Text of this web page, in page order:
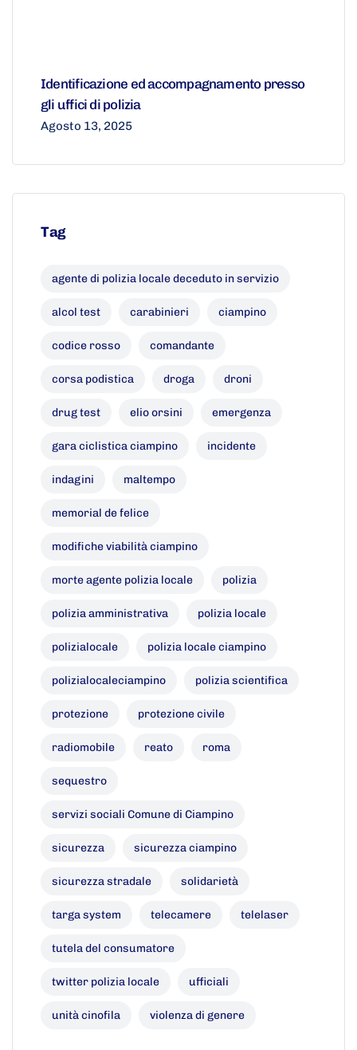
Identificazione ed accompagnamento presso
gli uffici di polizia
Agosto 13, 2025
Tag
agente di polizia locale deceduto in servizio
alcol test carabinieri ciampino
codice rosso comandante
corsa podistica droga droni
drug test elio orsini emergenza
gara ciclistica ciampino incidente
indagini maltempo
memorial de felice
modifiche viabilità ciampino
morte agente polizia locale polizia
polizia amministrativa polizia locale
polizialocale polizia locale ciampino
polizialocaleciampino polizia scientifica
protezione protezione civile
radiomobile reato roma
sequestro
servizi sociali Comune di Ciampino
sicurezza sicurezza ciampino
sicurezza stradale solidarietà
targa system telecamere telelaser
tutela del consumatore
twitter polizia locale ufficiali
unità cinofila violenza di genere